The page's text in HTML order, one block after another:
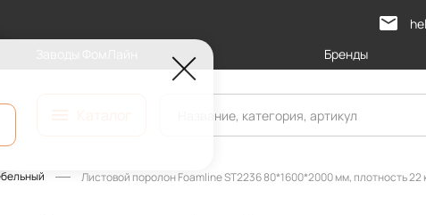
Бренды
Листовой поролон Foamline ST2236 80*1600*2000 мм, плотность